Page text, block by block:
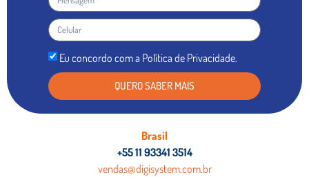
Eu concordo com a Política de Privacidade.
QUERO SABER MAIS
Brasil
+55 11 93341 3514
vendas@digisystem.com.br